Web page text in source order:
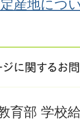
産地につ
育部 学校